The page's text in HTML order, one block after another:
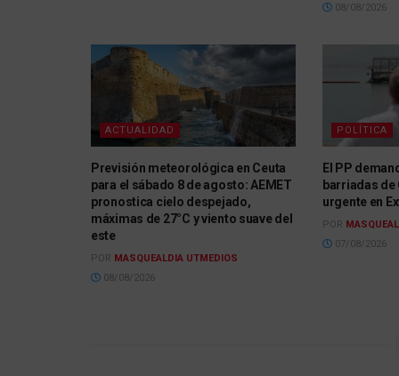
08/08/2026
ACTUALIDAD
Previsión meteorológica en Ceuta
para el sábado 8 de agosto: AEMET
pronostica cielo despejado,
máximas de 27°C y viento suave del
este
POR MASQUEALDIA UTMEDIOS
08/08/2026
POLÍTICA
El PP
barriadas de
urgente en
POR
07/08/2026